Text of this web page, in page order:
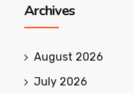
Archives
August 2026
July 2026